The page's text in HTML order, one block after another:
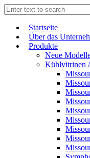
Start­sei­te
Über das
Produkte
Neue
Kühlvitrinen